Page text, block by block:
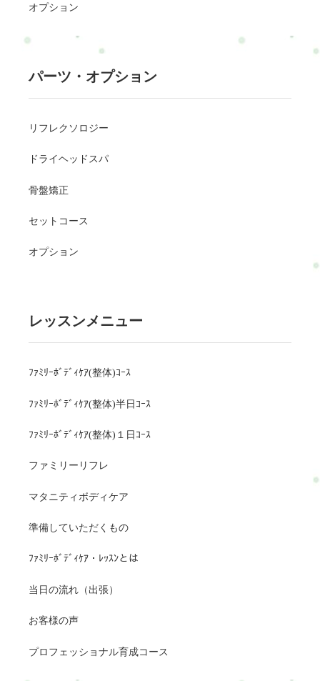
オプション
パーツ・オプション
リフレクソロジー
ドライヘッドスパ
骨盤矯正
セットコース
オプション
レッスンメニュー
ﾌｧﾐﾘｰﾎﾞﾃﾞｨｹｱ(整体)ｺｰｽ
ﾌｧﾐﾘｰﾎﾞﾃﾞｨｹｱ(整体)半日ｺｰｽ
ﾌｧﾐﾘｰﾎﾞﾃﾞｨｹｱ(整体)１日ｺｰｽ
ファミリーリフレ
マタニティボディケア
準備していただくもの
ﾌｧﾐﾘｰﾎﾞﾃﾞｨｹｱ・ﾚｯｽﾝとは
当日の流れ（出張）
お客様の声
プロフェッショナル育成コース